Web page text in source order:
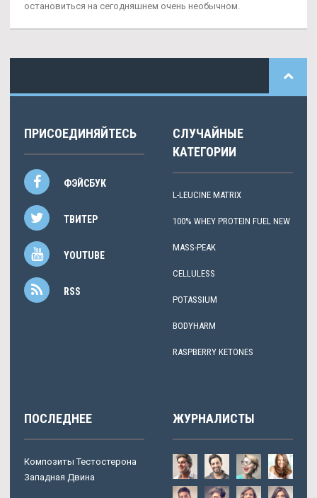
остановиться на сегодняшнем очень необычном.
ПРИСОЕДИНЯЙТЕСЬ
ФЭЙСБУК
ТВИТЕР
YOUTUBE
RSS
СЛУЧАЙНЫЕ
КАТЕГОРИИ
L-LEUCINE MATRIX
100% WHEY PROTEIN FUEL NEW
MASS-PEAK
CELLULESS
POTASSIUM
BODYHARM
RASPBERRY KETONES
ПОСЛЕДНЕЕ
Композиты Тестостерона
Западная Двина
ЖУРНАЛИСТЫ